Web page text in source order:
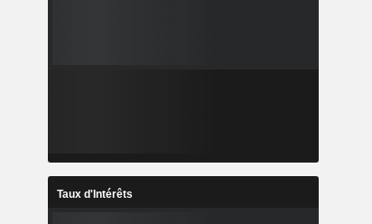
Taux d'Intérêts